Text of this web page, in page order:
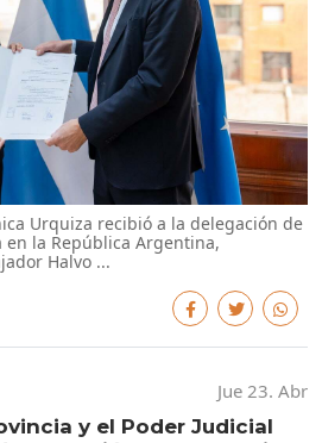
Urquiza recibió a la delegación de
la República Argentina,
Halvo ...
Jue 23. Abr
y el Poder Judicial